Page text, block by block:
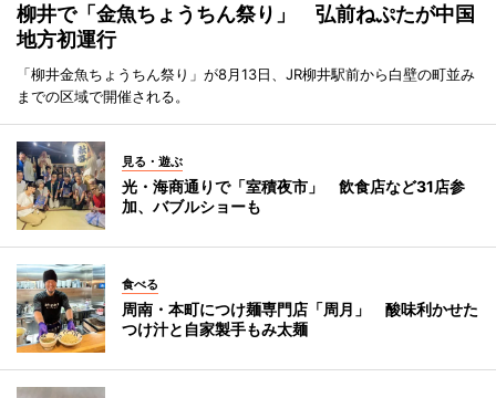
柳井で「金魚ちょうちん祭り」 弘前ねぷたが中国
地方初運行
「柳井金魚ちょうちん祭り」が8月13日、JR柳井駅前から白壁の町並み
までの区域で開催される。
見る・遊ぶ
光・海商通りで「室積夜市」 飲食店など31店参
加、バブルショーも
食べる
周南・本町につけ麺専門店「周月」 酸味利かせた
つけ汁と自家製手もみ太麺